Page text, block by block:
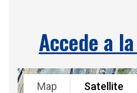
Accede a
Map Satellite